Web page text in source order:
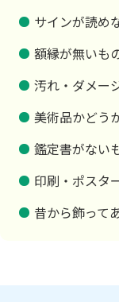
サインが読め
額縁が無いも
汚れ・ダメー
美術品かどう
鑑定書がない
印刷・ポスタ
昔から飾って